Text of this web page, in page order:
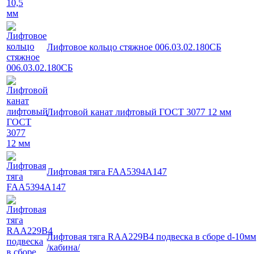
Лифтовое кольцо стяжное 006.03.02.180СБ
Лифтовой канат лифтовый ГОСТ 3077 12 мм
Лифтовая тяга FAA5394A147
Лифтовая тяга RAA229B4 подвеска в сборе d-10мм
/кабина/